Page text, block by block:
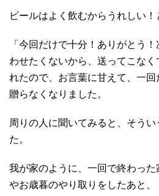
ビールはよく飲むからうれしい
「今回だけで十分！ありがとう
わせたくないから、送ってこな
れたので、お言葉に甘えて、一
贈らなくなりました。
周りの人に聞いてみると、そう
た。
我が家のように、一回で終わっ
やお歳暮のやり取りをしたあと、